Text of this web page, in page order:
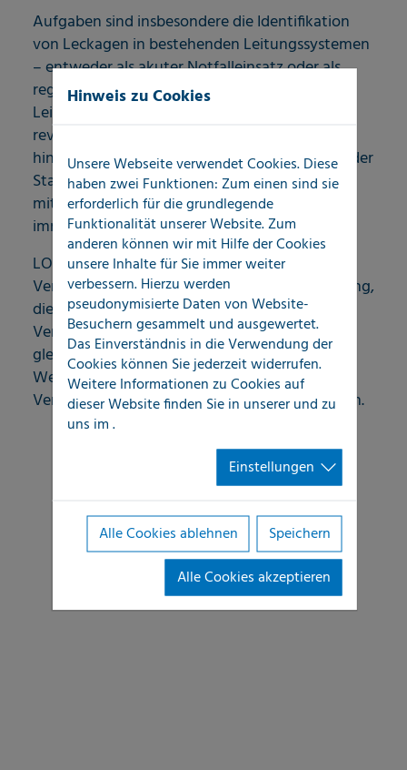
Aufgaben sind insbesondere die Identifikation
von Leckagen in bestehenden Leitungssystemen
– entweder als akuter Notfalleinsatz oder als
regelmäßige, geplante Revision aller
Leitungssysteme ganzer Ortschaften
revolvierend und über größere Zeitspanne
hinweg. Auch das Outsourcing von Aufgaben der
Stadtwerke an externe Dienstleistungspartner
mit hohem Spezialisierungsgrad spielt eine
immer größere Rolle.
LOCATEC stellt als Kompetenzpartner von
Versorgern Dienstleistungspakete zur Verfügung,
die diesen eine wirtschaftliche Erbringung ihrer
Versorgungsverpflichtungen ermöglicht und
gleichzeitig dazu beiträgt, die langfristige
Werterhaltung und Funktionalität von
Versorgungsleitungs-Strukturen sicherzustellen.
Hinweis zu Cookies
Unsere Webseite verwendet Cookies. Diese
haben zwei Funktionen: Zum einen sind sie
erforderlich für die grundlegende
Funktionalität unserer Website. Zum
anderen können wir mit Hilfe der Cookies
unsere Inhalte für Sie immer weiter
verbessern. Hierzu werden
pseudonymisierte Daten von Website-
Besuchern gesammelt und ausgewertet.
Das Einverständnis in die Verwendung der
Cookies können Sie jederzeit widerrufen.
Weitere Informationen zu Cookies auf
dieser Website finden Sie in unsererund zu
uns im.
Einstellungen
Alle Cookies ablehnen
Speichern
Alle Cookies akzeptieren